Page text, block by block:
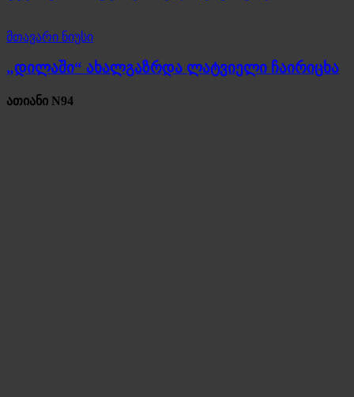
მთავარი ნიუსი
„დილაში“ ახალგაზრდა ლატვიელი ჩაირიცხა
ათიანი N94